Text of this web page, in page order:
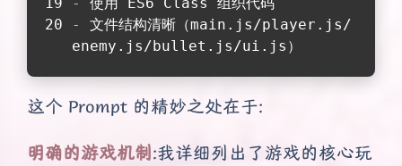
-
使用 ES6 Class 组织代码
-
文件结构清晰（main.js/player.js/
enemy.js/bullet.js/ui.js）
这个 Prompt 的精妙之处在于:
明确的游戏机制:我详细列出了游戏的核心玩